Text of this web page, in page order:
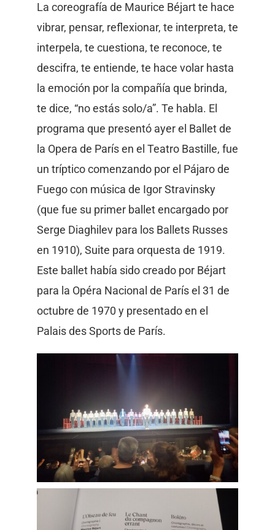
La coreografía de Maurice Béjart te hace
vibrar, pensar, reflexionar, te interpreta, te
interpela, te cuestiona, te reconoce, te
descifra, te entiende, te hace volar hasta
la emoción por la compañía que brinda,
te dice, “no estás solo/a”. Te habla. El
programa que presentó ayer el Ballet de
la Opera de París en el Teatro Bastille, fue
un tríptico comenzando por el Pájaro de
Fuego con música de Igor Stravinsky
(que fue su primer ballet encargado por
Serge Diaghilev para los Ballets Russes
en 1910), Suite para orquesta de 1919.
Este ballet había sido creado por Béjart
para la Opéra Nacional de París el 31 de
octubre de 1970 y presentado en el
Palais des Sports de París.